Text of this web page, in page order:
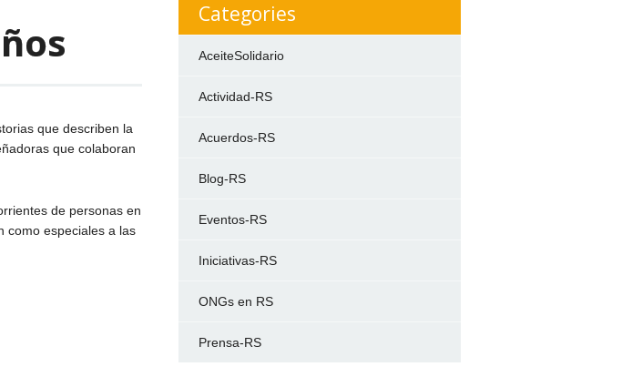
que describen la
que colaboran
de personas en
como especiales a las
Categories
AceiteSolidario
Actividad-RS
Acuerdos-RS
Blog-RS
Eventos-RS
Iniciativas-RS
ONGs en RS
Prensa-RS